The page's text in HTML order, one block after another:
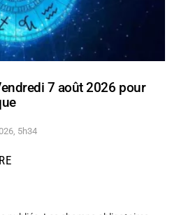
7 août 2026 pour
5h34